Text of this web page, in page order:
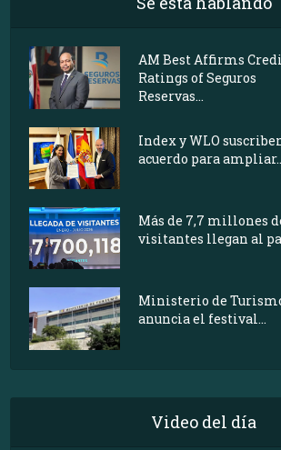
AM Best Affirms
Ratings of Seguros
Reservas...
Index y WLO
acuerdo para
Más de 7,7 millones
visitantes llegan al
Ministerio de
anuncia el festival...
Video del día